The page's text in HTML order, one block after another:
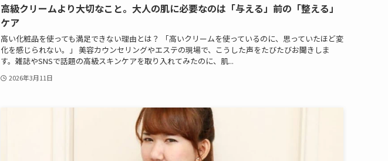
高級クリームより大切なこと。大人の肌に必要なのは「与える」前の「整える」
ケア
高い化粧品を使っても満足できない理由とは？ 「高いクリームを使っているのに、思っていたほど変
化を感じられない。」 美容カウンセリングやエステの現場で、こうした声をたびたびお聞きしま
す。雑誌やSNSで話題の高級スキンケアを取り入れてみたのに、肌...
2026年3月11日